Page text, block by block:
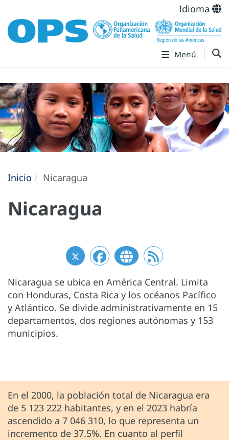
Idioma
Menú
Inicio Nicaragua
Nicaragua
Nicaragua se ubica en América Central. Limita
con Honduras, Costa Rica y los océanos Pacífico
y Atlántico. Se divide administrativamente en 15
departamentos, dos regiones autónomas y 153
municipios.
En el 2000, la población total de Nicaragua era
de 5 123 222 habitantes, y en el 2023 habría
ascendido a 7 046 310, lo que representa un
incremento de 37.5%. En cuanto al perfil